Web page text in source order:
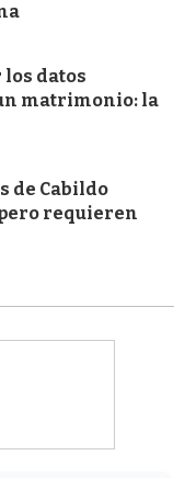
datos
matrimonio: la
de Cabildo
requieren